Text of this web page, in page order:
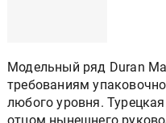
Модельный ряд Duran
требованиям
любого уровня.